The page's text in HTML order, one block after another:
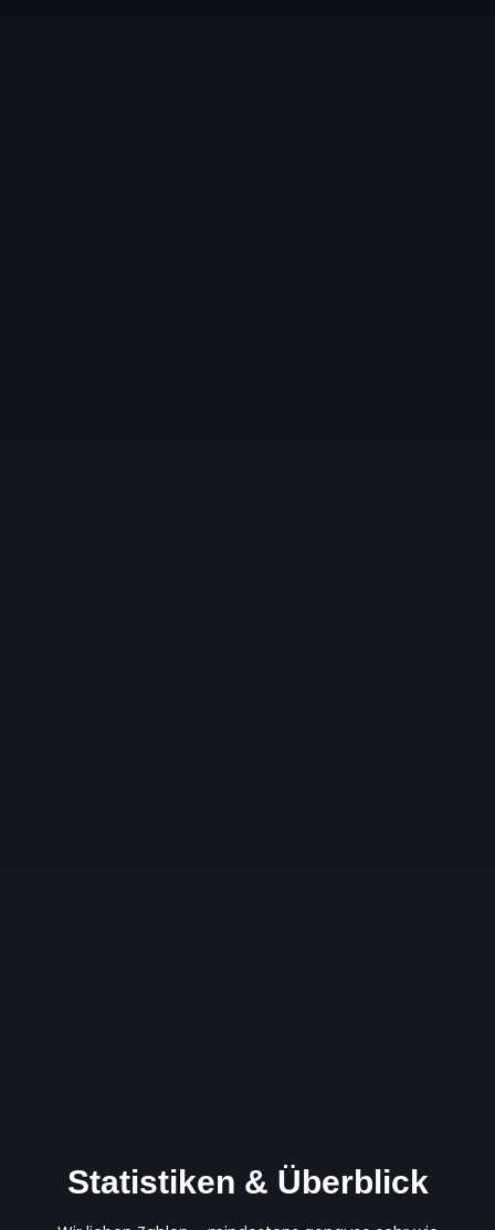
Statistiken & Überblick